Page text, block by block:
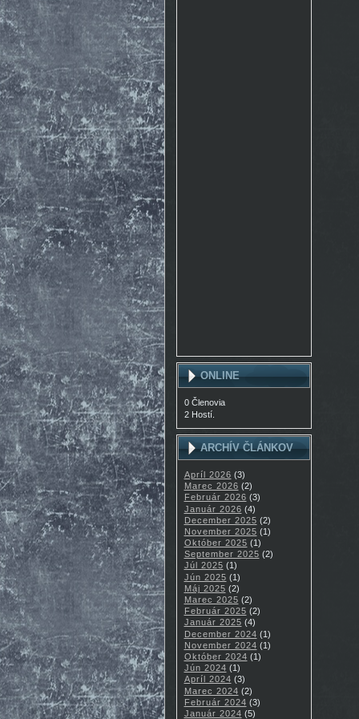
ONLINE
0 Členovia
2 Hostí.
ARCHÍV ČLÁNKOV
Apríl 2026 (3)
Marec 2026 (2)
Február 2026 (3)
Január 2026 (4)
December 2025 (2)
November 2025 (1)
Október 2025 (1)
September 2025 (2)
Júl 2025 (1)
Jún 2025 (1)
Máj 2025 (2)
Marec 2025 (2)
Február 2025 (2)
Január 2025 (4)
December 2024 (1)
November 2024 (1)
Október 2024 (1)
Jún 2024 (1)
Apríl 2024 (3)
Marec 2024 (2)
Február 2024 (3)
Január 2024 (5)